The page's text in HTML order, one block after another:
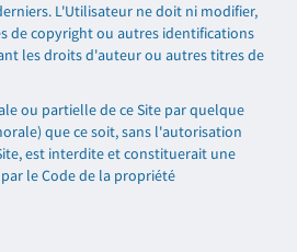
L'Utilisateur ne doit ni modifier,
de copyright ou autres identifications
les droits d'auteur ou autres titres de
ou partielle de ce Site par quelque
que ce soit, sans l'autorisation
est interdite et constituerait une
le Code de la propriété